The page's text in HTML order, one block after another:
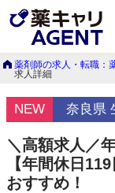
薬剤師の求人・転職：
求人詳細
NEW 奈良県
＼高額求人／
【年間休日
おすすめ！